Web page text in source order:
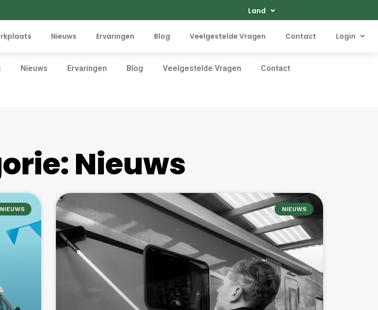
Land
Nieuws Ervaringen Blog Veelgestelde Vragen Contact Login
Nieuws Ervaringen Blog Veelgestelde Vragen Contact
Nieuws
NIEUWS NIEUWS